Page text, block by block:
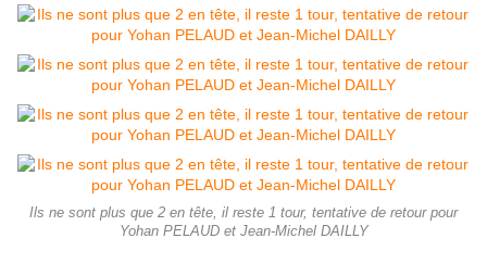
Ils ne sont plus que 2 en tête, il reste 1 tour, tentative de retour pour
Yohan PELAUD et Jean-Michel DAILLY